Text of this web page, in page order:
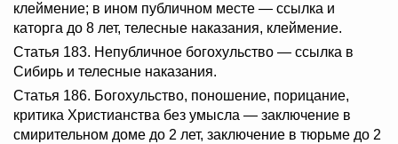
клеймение; в ином публичном месте — ссылка и
каторга до 8 лет, телесные наказания, клеймение.
Статья 183. Непубличное богохульство — ссылка в
Сибирь и телесные наказания.
Статья 186. Богохульство, поношение, порицание,
критика Христианства без умысла — заключение в
смирительном доме до 2 лет, заключение в тюрьме до 2